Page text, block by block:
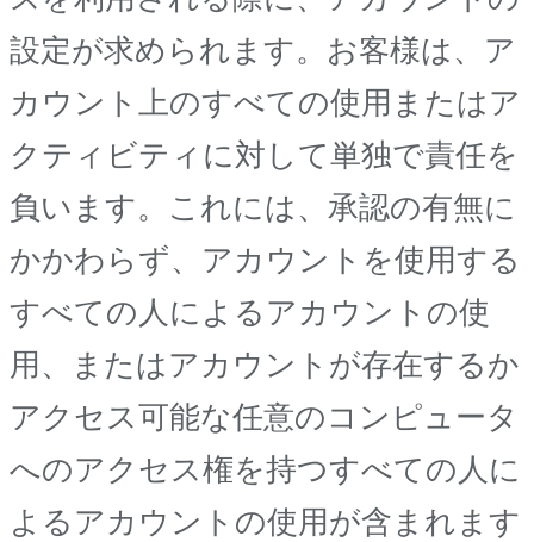
設定が求められます。お客様は、ア
カウント上のすべての使用またはア
クティビティに対して単独で責任を
負います。これには、承認の有無に
かかわらず、アカウントを使用する
すべての人によるアカウントの使
用、またはアカウントが存在するか
アクセス可能な任意のコンピュータ
へのアクセス権を持つすべての人に
よるアカウントの使用が含まれます